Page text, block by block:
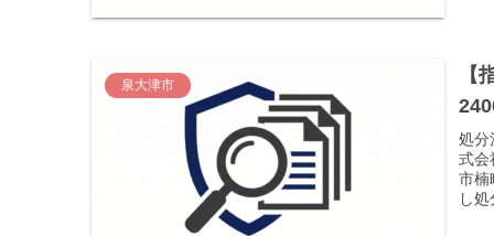
泉大津市
【
処分
式会
市楠
し